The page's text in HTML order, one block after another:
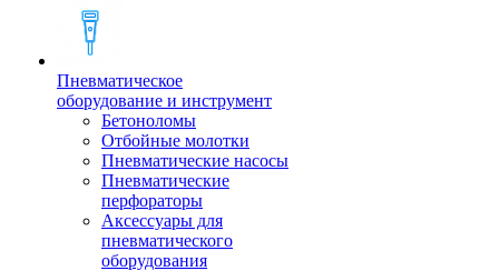
Пневматическое
оборудование и инструмент
Бетоноломы
Отбойные молотки
Пневматические насосы
Пневматические
перфораторы
Аксессуары для
пневматического
оборудования